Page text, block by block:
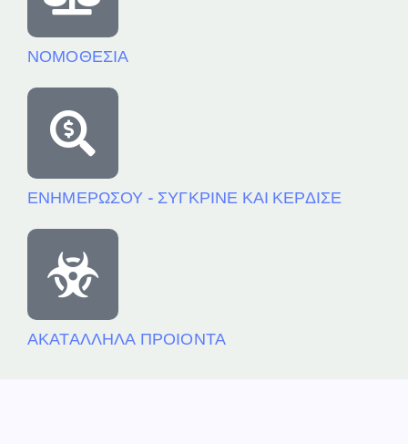
ΝΟΜΟΘΕΣΙΑ
ΕΝΗΜΕΡΩΣΟΥ - ΣΥΓΚΡΙΝΕ ΚΑΙ ΚΕΡΔΙΣΕ
ΑΚΑΤΑΛΛΗΛΑ ΠΡΟΙΟΝΤΑ